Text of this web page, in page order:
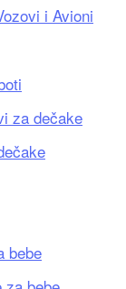
i Avioni
za dečake
bebe